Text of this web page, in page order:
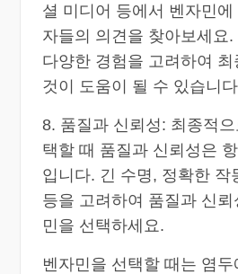
셜 미디어 등에서 벤자민
자들의 의견을 찾아보세요.
다양한 경험을 고려하여
것이 도움이 될 수 있습니
8. 품질과 신뢰성: 최종적
택할 때 품질과 신뢰성은
입니다. 긴 수명, 정확한 작
등을 고려하여 품질과 신
민을 선택하세요.
벤자민을 선택할 때는 염